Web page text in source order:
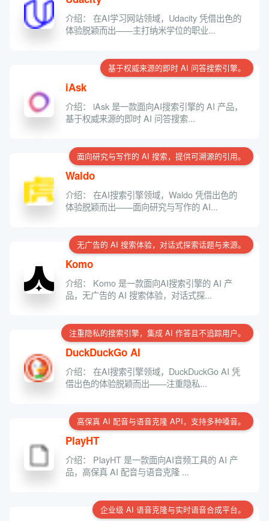
介绍： 在AI学习网站领域，Udacity 凭借出色的
体验脱颖而出——主打纳米学位的职业...
基于权威来源的即时 AI 问答搜索引擎。
iAsk
介绍： iAsk 是一款面向AI搜索引擎的 AI 产品，
基于权威来源的即时 AI 问答搜索...
面向研究与写作的 AI 搜索，提供可溯源的引用。
Waldo
介绍： 在AI搜索引擎领域，Waldo 凭借出色的
体验脱颖而出——面向研究与写作的 AI...
无广告的 AI 搜索体验，对话式探索话题与来源。
Komo
介绍： Komo 是一款面向AI搜索引擎的 AI 产
品，无广告的 AI 搜索体验，对话式探...
注重隐私的搜索引擎，集成 AI 作答且不追踪用户。
DuckDuckGo AI
介绍： 在AI搜索引擎领域，DuckDuckGo AI 凭
借出色的体验脱颖而出——注重隐私...
高保真 AI 配音与语音克隆 API，支持多种嗓音。
PlayHT
介绍： PlayHT 是一款面向AI音频工具的 AI 产
品，高保真 AI 配音与语音克隆 ...
企业级 AI 语音克隆与实时语音合成平台。